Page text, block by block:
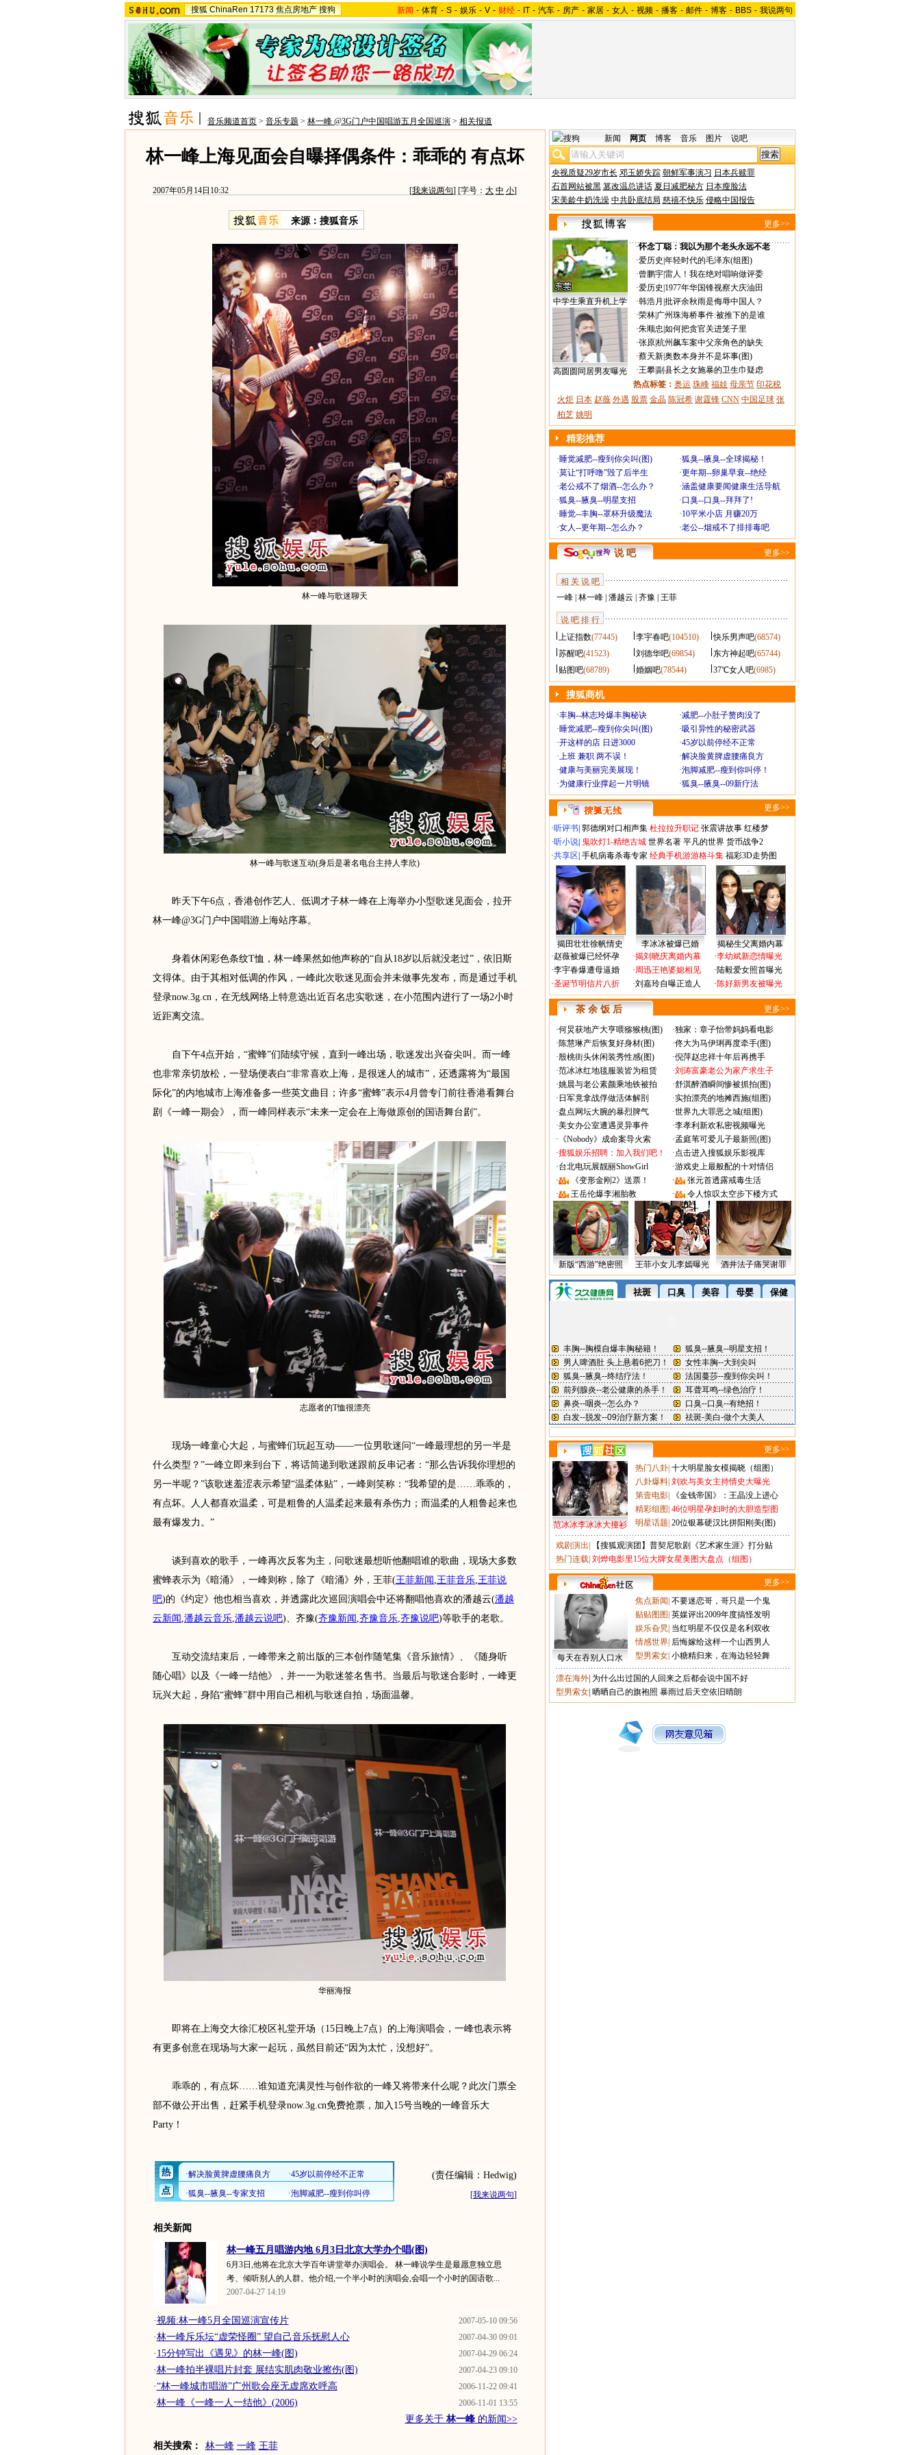
搜狐 ChinaRen 17173 焦点房地产 搜狗 新闻 - 体育 - S - 娱乐 - V - 财经 - IT - 汽车 - 房产 - 家居 - 女人 - 视频 - 播客 - 邮件 - 博客 - BBS - 我说两句
音乐频道首页 > 音乐专题 > 林一峰 @3G门户中国唱游五月全国巡演 > 相关报道
林一峰上海见面会自曝择偶条件：乖乖的 有点坏
2007年05月14日10:32 [我来说两句] [字号： 大 中 小]
来源：搜狐音乐
林一峰与歌迷聊天
林一峰与歌迷互动(身后是著名电台主持人李欣)
昨天下午6点，香港创作艺人、低调才子林一峰在上海举办小型歌迷见面会，拉开
林一峰@3G门户中国唱游上海站序幕。
身着休闲彩色条纹T恤，林一峰果然如他声称的“自从18岁以后就没老过”，依旧斯
文得体。由于其相对低调的作风，一峰此次歌迷见面会并未做事先发布，而是通过手机
登录now.3g.cn，在无线网络上特意选出近百名忠实歌迷，在小范围内进行了一场2小时
近距离交流。
自下午4点开始，“蜜蜂”们陆续守候，直到一峰出场，歌迷发出兴奋尖叫。而一峰
也非常亲切放松，一登场便表白“非常喜欢上海，是很迷人的城市”，还透露将为“最国
际化”的内地城市上海准备多一些英文曲目；许多“蜜蜂”表示4月曾专门前往香港看舞台
剧《一峰一期会》，而一峰同样表示“未来一定会在上海做原创的国语舞台剧”。
志愿者的T恤很漂亮
现场一峰童心大起，与蜜蜂们玩起互动——一位男歌迷问“一峰最理想的另一半是
什么类型？”一峰立即来到台下，将话筒递到歌迷跟前反串记者：“那么告诉我你理想的
另一半呢？”该歌迷羞涩表示希望“温柔体贴”，一峰则笑称：“我希望的是……乖乖的，
有点坏。人人都喜欢温柔，可是粗鲁的人温柔起来最有杀伤力；而温柔的人粗鲁起来也
最有爆发力。”
谈到喜欢的歌手，一峰再次反客为主，问歌迷最想听他翻唱谁的歌曲，现场大多数
蜜蜂表示为《暗涌》，一峰则称，除了《暗涌》外，王菲(王菲新闻 ,王菲音乐,王菲说
吧)的《约定》他也相当喜欢，并透露此次巡回演唱会中还将翻唱他喜欢的潘越云(潘越
云新闻 ,潘越云音乐,潘越云说吧)、齐豫(齐豫新闻 ,齐豫音乐,齐豫说吧)等歌手的老歌。
互动交流结束后，一峰带来之前出版的三本创作随笔集《音乐旅情》、《随身听
随心唱》以及《一峰一结他》，并一一为歌迷签名售书。当最后与歌迷合影时，一峰更
玩兴大起，身陷“蜜蜂”群中用自己相机与歌迷自拍，场面温馨。
华丽海报
即将在上海交大徐汇校区礼堂开场（15日晚上7点）的上海演唱会，一峰也表示将
有更多创意在现场与大家一起玩，虽然目前还“因为太忙，没想好”。
乖乖的，有点坏……谁知道充满灵性与创作欲的一峰又将带来什么呢？此次门票全
部不做公开出售，赶紧手机登录now.3g.cn免费抢票，加入15号当晚的一峰音乐大
Party！
(责任编辑：Hedwig)
[我来说两句]
相关新闻
林一峰五月唱游内地 6月3日北京大学办个唱(图)
6月3日,他将在北京大学百年讲堂举办演唱会。 林一峰说学生是最愿意独立思
考、倾听别人的人群。他介绍,一个半小时的演唱会,会唱一个小时的国语歌...
2007-04-27 14:19
2007-05-10 09:56
·视频:林一峰5月全国巡演宣传片
2007-04-30 09:01
·林一峰斥乐坛“虚荣怪圈” 望自己音乐抚慰人心
2007-04-29 06:24
· 15分钟写出《遇见》的林一峰(图)
2007-04-23 09:10
·林一峰拍半裸唱片封套 展结实肌肉敬业擦伤(图)
2006-11-22 09:41
·“林一峰城市唱游”广州歌会座无虚席欢呼高
2006-11-01 13:55
·林一峰《一峰一人一结他》(2006)
更多关于 林一峰的新闻>>
相关搜索： 林一峰 一峰 王菲
新闻 网页 博客 音乐 图片 说吧
央视质疑29岁市长 邓玉娇失踪 朝鲜军事演习 日本兵赎罪
石首网站被黑 篡改温总讲话 夏日减肥秘方 日本瘦脸法
宋美龄牛奶洗澡 中共卧底结局 慈禧不快乐 侵略中国报告
更多>>
中学生乘直升机上学
高圆圆同居男友曝光
·怀念丁聪：我以为那个老头永远不老
·爱历史 年轻时代的毛泽东(组图)
·曾鹏宇|雷人！我在绝对唱响做评委
·爱历史 1977年华国锋视察大庆油田
·韩浩月 批评余秋雨是侮辱中国人？
·荣林| 广州珠海桥事件:被推下的是谁
·朱顺忠 如何把贪官关进笼子里
·张原|杭州飙车案中父亲角色的缺失
·蔡天新|奥数本身并不是坏事(图)
·王攀|副县长之女施暴的卫生巾疑虑
热点标签： 奥运 珠峰 福娃 母亲节 印花税
火炬 日本 赵薇 外遇 股票 金晶 陈冠希 谢霆锋 CNN 中国足球 张
柏芝 姚明
精彩推荐
·睡觉减肥--瘦到你尖叫(图) ·狐臭--腋臭--全球揭秘！
·莫让“打呼噜”毁了后半生 ·更年期--卵巢早衰--绝经
·老公戒不了烟酒--怎么办？ ·涵盖健康要闻健康生活导航
·狐臭--腋臭--明星支招 ·口臭--口臭--拜拜了!
·睡觉--丰胸--罩杯升级魔法 ·10平米小店 月赚20万
·女人--更年期--怎么办？ ·老公--烟戒不了排排毒吧
说 吧 更多>>
相 关 说 吧
一峰| 林一峰| 潘越云| 齐豫 王菲
说 吧 排 行
上证指数(77445) 李宇春吧(104510) 快乐男声吧(68574)
苏醒吧(41523) 刘德华吧(69854) 东方神起吧(65744)
贴图吧(68789) 婚姻吧(78544) 37℃女人吧(6985)
搜狐商机
·丰胸--林志玲爆丰胸秘诀 ·减肥--小肚子赘肉没了
·睡觉减肥--瘦到你尖叫(图) ·吸引异性的秘密武器
·开这样的店 日进3000 ·45岁以前停经不正常
·上班 兼职 两不误！ ·解决脸黄脾虚腰痛良方
·健康与美丽完美展现！ ·泡脚减肥--瘦到你叫停！
·为健康行业撑起一片明镜 ·狐臭--腋臭--09新疗法
更多>>
·听评书 郭德纲对口相声集 杜拉拉升职记 张震讲故事 红楼梦
·听小说 鬼吹灯1-精绝古城 世界名著 平凡的世界 货币战争2
·共享区 手机病毒杀毒专家 经典手机游游格斗集 福彩3D走势图
揭田壮壮徐帆情史 李冰冰被爆已婚
揭秘生父离婚内幕
·赵薇被爆已经怀孕
·李宇春爆遭母逼婚
·圣诞节明信片八折
·揭刘晓庆离婚内幕
·周迅王艳婆媳相见
·刘嘉玲自曝正造人
·李幼斌新恋情曝光
·陆毅爱女照首曝光
·陈好新男友被曝光
茶 余 饭 后 更多>>
·何炅获地产大亨喂猕猴桃(图) ·独家：章子怡带妈妈看电影
·陈慧琳产后恢复好身材(图) ·佟大为马伊琍再度牵手(图)
·殷桃街头休闲装秀性感(图) ·倪萍赵忠祥十年后再携手
·范冰冰红地毯服装皆为租赁 ·刘涛富豪老公为家产求生子
·姚晨与老公素颜乘地铁被拍 ·舒淇醉酒瞬间惨被抓拍(图)
· 日军竟拿战俘做活体解剖 ·实拍漂亮的地摊西施(组图)
·盘点网坛大腕的暴烈脾气 ·世界九大罪恶之城(组图)
·美女办公室遭遇灵异事件 ·李孝利新欢私密视频曝光
· 《Nobody》成命案导火索 ·孟庭苇可爱儿子最新照(图)
·搜狐娱乐招聘：加入我们吧！ ·点击进入搜狐娱乐影视库
·台北电玩展靓丽ShowGirl ·游戏史上最般配的十对情侣
·
《变形金刚2》送票！ ·
张元首透露戒毒生活
·
王岳伦爆李湘胎教 · 令人惊叹太空步下楼方式
新版“西游”绝密照 王菲小女儿李嫣曝光 酒井法子痛哭谢罪
更多>>
范冰冰李冰冰大撞衫
热门八卦 十大明星脸女模揭晓（组图）
八卦爆料 刘欢与美女主持情史大曝光
第壹电影
《金钱帝国》：王晶没上进心
精彩组图 46位明星孕妇时的大胆造型图
明星话题 20位银幕硬汉比拼阳刚美(图)
戏剧演出
【搜狐观演团】普契尼歌剧《艺术家生涯》打分贴
热门连载 刘烨电影里15位大牌女星美图大盘点（组图）
更多>>
每天在吞别人口水
焦点新闻 不要迷恋哥，哥只是一个鬼
贴贴图图 英媒评出2009年度搞怪发明
娱乐旮旯 当红明星不仅仅是名利双收
情感世界 后悔嫁给这样一个山西男人
型男索女 小糖精归来，在海边轻轻舞
漂在海外 为什么出过国的人回来之后都会说中国不好
型男索女 晒晒自己的旗袍照 暴雨过后天空依旧晴朗